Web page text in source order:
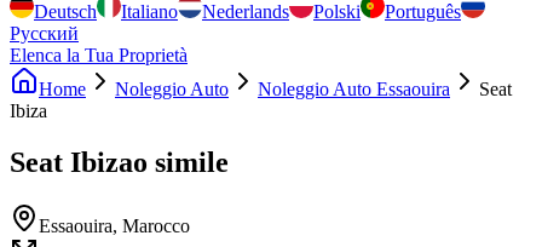
Deutsch
Italiano Nederlands Polski
Português
Русский
Elenca la Tua Proprietà
Home
Noleggio Auto Noleggio Auto Essaouira
Seat
Ibiza
Seat Ibizao simile
Essaouira, Marocco